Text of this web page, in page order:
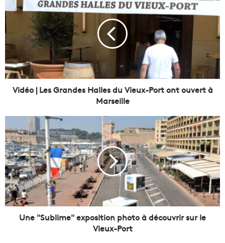
d
é
o
|
L
e
s
d
e
s
H
a
l
l
e
Vidéo | Les Grandes Halles du Vieux-Port ont ouvert à
Marseille
n
e
"
S
u
b
l
i
Une "Sublime" exposition photo à découvrir sur le
Vieux-Port